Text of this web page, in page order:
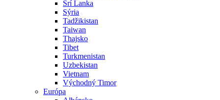
Srí Lanka
Sýria
Tadžikistan
Taiwan
Thajsko
Tibet
Turkmenistan
Uzbekistan
Vietnam
Východný Timor
Európa